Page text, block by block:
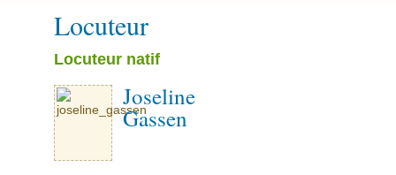
Locuteur
Locuteur natif
Joseline
Gassen